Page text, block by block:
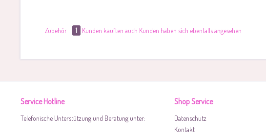
Zubehör 1 Kunden kauften auch Kunden haben sich ebenfalls angesehen
Service Hotline
Telefonische Unterstützung und Beratung unter:
Shop Service
Datenschutz
Kontakt